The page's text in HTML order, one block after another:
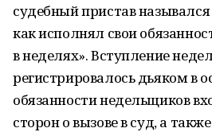
судебный пристав
как исполнял свои
в неделях». Вступление
регистрировалось дьяком в
обязанности недельщиков
сторон о вызове в суд, а